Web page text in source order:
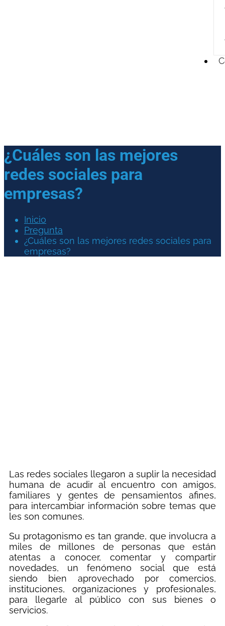
¿Cuáles son las mejores
redes sociales para
empresas?
Inicio
Pregunta
¿Cuáles son las mejores redes sociales para
empresas?
Las redes sociales llegaron a suplir la necesidad
humana de acudir al encuentro con amigos,
familiares y gentes de pensamientos afines,
para intercambiar información sobre temas que
les son comunes.
Su protagonismo es tan grande, que involucra a
miles de millones de personas que están
atentas a conocer, comentar y compartir
novedades, un fenómeno social que está
siendo bien aprovechado por comercios,
instituciones, organizaciones y profesionales,
para llegarle al público con sus bienes o
servicios.